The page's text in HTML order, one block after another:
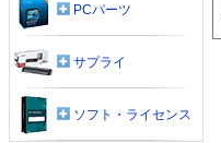
PCパーツ
サプライ
ソフト・ライセンス